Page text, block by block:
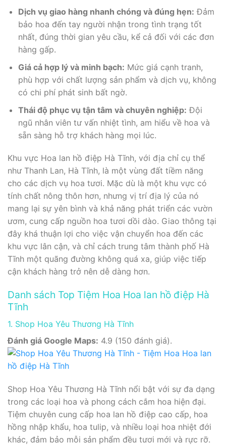
Dịch vụ giao hàng nhanh chóng và đúng hẹn: Đảm
bảo hoa đến tay người nhận trong tình trạng tốt
nhất, đúng thời gian yêu cầu, kể cả đối với các đơn
hàng gấp.
Giá cả hợp lý và minh bạch: Mức giá cạnh tranh,
phù hợp với chất lượng sản phẩm và dịch vụ, không
có chi phí phát sinh bất ngờ.
Thái độ phục vụ tận tâm và chuyên nghiệp: Đội
ngũ nhân viên tư vấn nhiệt tình, am hiểu về hoa và
sẵn sàng hỗ trợ khách hàng mọi lúc.
Khu vực Hoa lan hồ điệp Hà Tĩnh, với địa chỉ cụ thể
như Thanh Lan, Hà Tĩnh, là một vùng đất tiềm năng
cho các dịch vụ hoa tươi. Mặc dù là một khu vực có
tính chất nông thôn hơn, nhưng vị trí địa lý của nó
mang lại sự yên bình và khả năng phát triển các vườn
ươm, cung cấp nguồn hoa tươi dồi dào. Giao thông tại
đây khá thuận lợi cho việc vận chuyển hoa đến các
khu vực lân cận, và chỉ cách trung tâm thành phố Hà
Tĩnh một quãng đường không quá xa, giúp việc tiếp
cận khách hàng trở nên dễ dàng hơn.
Danh sách Top Tiệm Hoa Hoa lan hồ điệp Hà
Tĩnh
1. Shop Hoa Yêu Thương Hà Tĩnh
Đánh giá Google Maps: 4.9 (150 đánh giá).
Shop Hoa Yêu Thương Hà Tĩnh nổi bật với sự đa dạng
trong các loại hoa và phong cách cắm hoa hiện đại.
Tiệm chuyên cung cấp hoa lan hồ điệp cao cấp, hoa
hồng nhập khẩu, hoa tulip, và nhiều loại hoa nhiệt đới
khác, đảm bảo mỗi sản phẩm đều tươi mới và rực rỡ.